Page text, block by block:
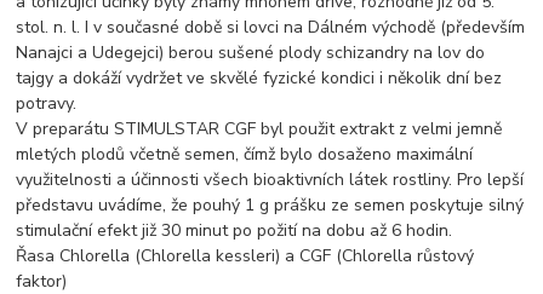
stol. n. l. I v současné době si lovci na Dálném východě (především
Nanajci a Udegejci) berou sušené plody schizandry na lov do
tajgy a dokáží vydržet ve skvělé fyzické kondici i několik dní bez
potravy.
V preparátu STIMULSTAR CGF byl použit extrakt z velmi jemně
mletých plodů včetně semen, čímž bylo dosaženo maximální
využitelnosti a účinnosti všech bioaktivních látek rostliny. Pro lepší
představu uvádíme, že pouhý 1 g prášku ze semen poskytuje silný
stimulační efekt již 30 minut po požití na dobu až 6 hodin.
Řasa Chlorella (Chlorella kessleri) a CGF (Chlorella růstový
faktor)